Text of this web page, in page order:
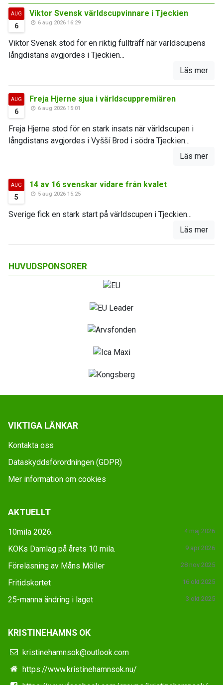
AUG
6
Viktor Svensk världscupvinnare i Tjeckien
6 aug 2026 16:29
Viktor Svensk stod för en riktig fullträff när världscupens
långdistans avgjordes i Tjeckien...
Läs mer
AUG
6
Freja Hjerne sjua i världscuppremiären
6 aug 2026 15:01
Freja Hjerne stod för en stark insats när världscupen i
långdistans avgjordes i Vyšší Brod i södra Tjeckien...
Läs mer
AUG
5
14 av 16 svenskar vidare från kvalet
5 aug 2026 15:25
Sverige fick en stark start på världscupen i Tjeckien...
Läs mer
HUVUDSPONSORER
VIKTIGA LÄNKAR
Kontakta oss
Dataskyddsförordningen (GDPR)
Mer information om cookies
AKTUELLT
10mila 2026. 4 maj 2026
KOKs Damlag på årets 10 mila. 9 apr 2026
Föreläsning av Måns Möller 28 nov 2025
Fritidskortet 16 okt 2025
25-manna ändring i laget 3 okt 2025
KRISTINEHAMNS OK
kristinehamnsok@outlook.com
https://www.kristinehamnsok.nu/